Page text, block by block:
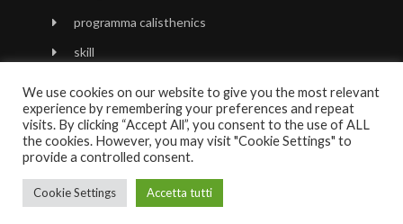
programma calisthenics
skill
We use cookies on our website to give you the most relevant
experience by remembering your preferences and repeat
visits. By clicking “Accept All”, you consent to the use of ALL
the cookies. However, you may visit "Cookie Settings" to
provide a controlled consent.
Cookie Settings Accetta tutti